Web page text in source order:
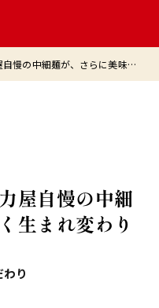
【美味しさ刷新】魁力屋自慢の中細麺が、さらに美味しく生まれ変わりました。
屋自慢の中細
生まれ変わり
り